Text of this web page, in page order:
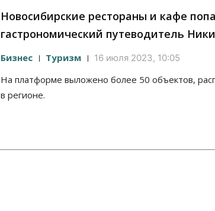
Новосибирские рестораны и кафе
гастрономический путеводитель
Бизнес Туризм 16 июля 2023, 10:05
На платформе выложено более 50 объектов,
в регионе.